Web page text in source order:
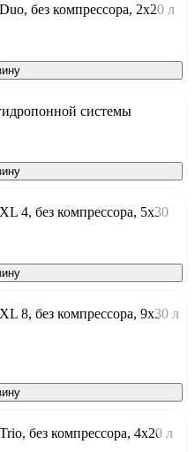
без компрессора, 2х20 л
системы
4, без компрессора, 5х30
8, без компрессора, 9х30 л
без компрессора, 4х20 л